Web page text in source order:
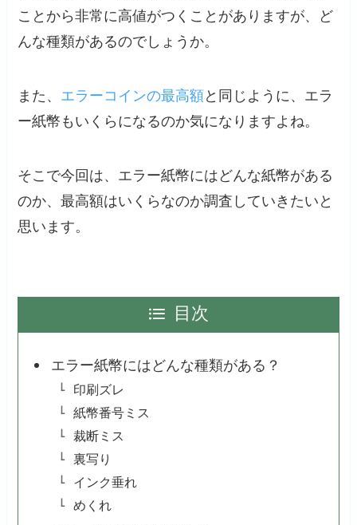
ことから非常に高値がつくことがありますが、ど
んな種類があるのでしょうか。
また、 エラーコインの最高額と同じように、エラ
ー紙幣もいくらになるのか気になりますよね。
そこで今回は、エラー紙幣にはどんな紙幣がある
のか、最高額はいくらなのか調査していきたいと
思います。
目次
エラー紙幣にはどんな種類がある？
印刷ズレ
紙幣番号ミス
裁断ミス
裏写り
インク垂れ
めくれ